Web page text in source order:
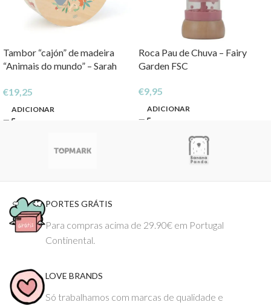
Tambor “cajón” de madeira
“Animais do mundo” – Sarah
€19,25
ADICIONAR
Roca Pau de Chuva – Fairy
Garden FSC
€9,95
ADICIONAR
PORTES GRÁTIS
Para compras acima de 29.90€ em Portugal
Continental.
LOVE BRANDS
Só trabalhamos com marcas de qualidade e